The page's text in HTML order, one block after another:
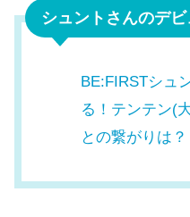
シュントさんのデ
BE:FIRSTシュ
る！テンテン(
との繋がりは？